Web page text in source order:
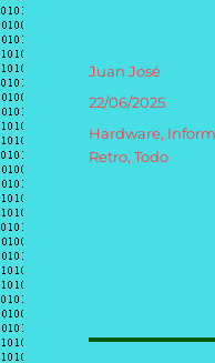
Autor
Juan José
Publicado
22/06/2025
Categorías
Hardware,
Retro,Todo